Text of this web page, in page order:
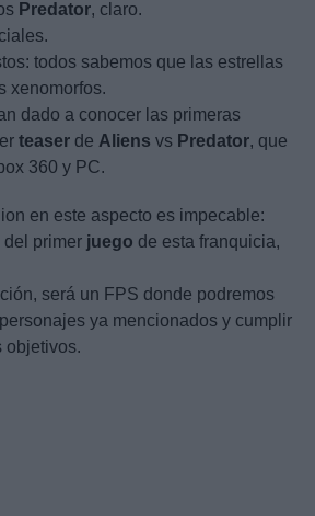
Predator, claro.
todos sabemos que las estrellas
xenomorfos.
dado a conocer las primeras
teaser de Aliens vs Predator, que
360 y PC.
en este aspecto es impecable:
del primer juego de esta franquicia,
será un FPS donde podremos
ya mencionados y cumplir
objetivos.